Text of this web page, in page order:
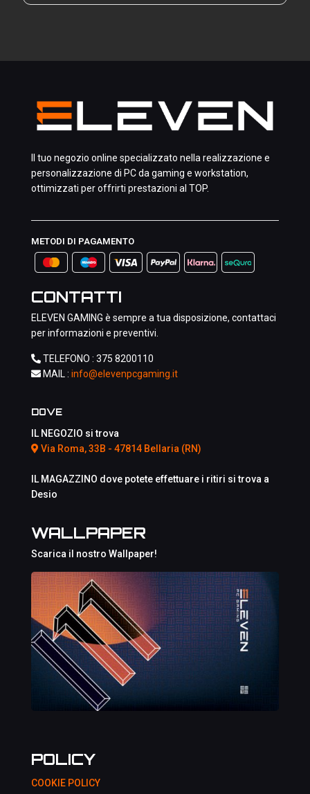
Il tuo negozio online specializzato nella realizzazione e
personalizzazione di PC da gaming e workstation,
ottimizzati per offrirti prestazioni al TOP.
METODI DI PAGAMENTO
CONTATTI
ELEVEN GAMING è sempre a tua disposizione, contattaci
per informazioni e preventivi.
TELEFONO : 375 8200110
MAIL : info@elevenpcgaming.it
DOVE
IL NEGOZIO si trova
Via Roma, 33B - 47814 Bellaria (RN)
IL MAGAZZINO dove potete effettuare i ritiri si trova a
Desio
WALLPAPER
Scarica il nostro Wallpaper!
POLICY
COOKIE POLICY